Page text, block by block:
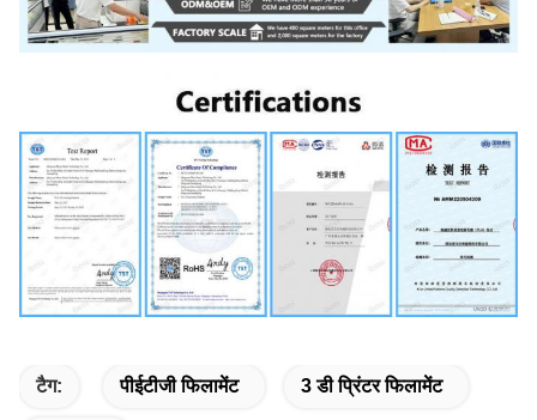
टैग: पीईटीजी फिलामेंट 3 डी प्रिंटर फिलामेंट